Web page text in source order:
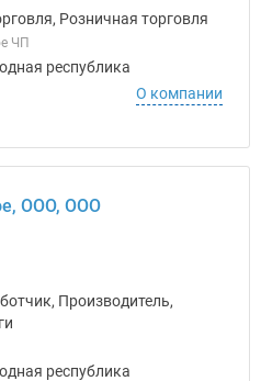
Розничная торговля
ЧП
республика
О компании
ООО, ООО
Производитель,
республика